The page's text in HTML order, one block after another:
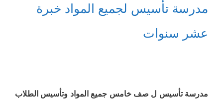
مدرسة تأسيس لجميع المواد خبرة
عشر سنوات
مدرسة تأسيس ل صف خامس جميع المواد وتأسيس الطلاب